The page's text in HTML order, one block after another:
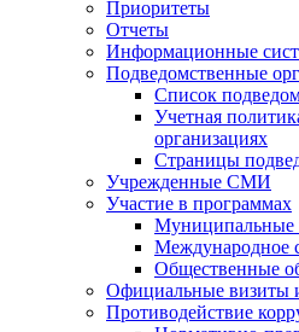
Приоритеты
Отчеты
Информационные
Подведомственные
Список
Учетная
организациях
Страницы
Учрежденные СМИ
Участие в программах
Муниципальные
Международное
Общественные
Официальные визиты
Противодействие